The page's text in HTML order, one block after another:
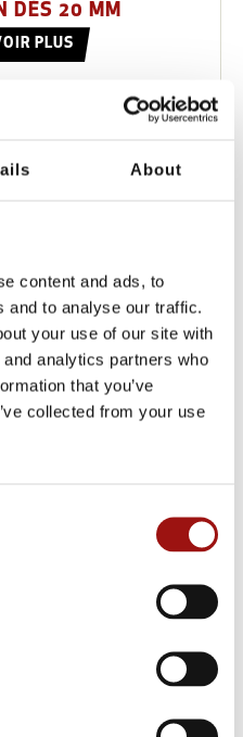
About
content and ads, to
and to analyse our traffic.
your use of our site with
analytics partners who
that you’ve
collected from your use
DÉS 20 MM
PLUS